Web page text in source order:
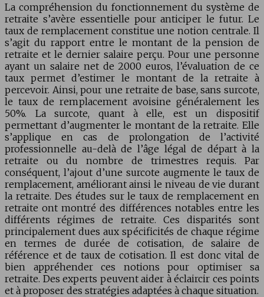
La compréhension du fonctionnement du système de
retraite s’avère essentielle pour anticiper le futur. Le
taux de remplacement constitue une notion centrale. Il
s’agit du rapport entre le montant de la pension de
retraite et le dernier salaire perçu. Pour une personne
ayant un salaire net de 2000 euros, l’évaluation de ce
taux permet d’estimer le montant de la retraite à
percevoir. Ainsi, pour une retraite de base, sans surcote,
le taux de remplacement avoisine généralement les
50%. La surcote, quant à elle, est un dispositif
permettant d’augmenter le montant de la retraite. Elle
s’applique en cas de prolongation de l’activité
professionnelle au-delà de l’âge légal de départ à la
retraite ou du nombre de trimestres requis. Par
conséquent, l’ajout d’une surcote augmente le taux de
remplacement, améliorant ainsi le niveau de vie durant
la retraite. Des études sur le taux de remplacement en
retraite ont montré des différences notables entre les
différents régimes de retraite. Ces disparités sont
principalement dues aux spécificités de chaque régime
en termes de durée de cotisation, de salaire de
référence et de taux de cotisation. Il est donc vital de
bien appréhender ces notions pour optimiser sa
retraite. Des experts peuvent aider à éclaircir ces points
et à proposer des stratégies adaptées à chaque situation.